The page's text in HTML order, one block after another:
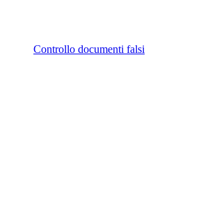
Controllo documenti falsi